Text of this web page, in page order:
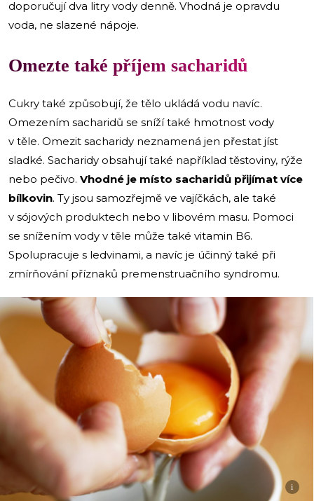
doporučují dva litry vody denně. Vhodná je opravdu
voda, ne slazené nápoje.
Omezte také příjem sacharidů
Cukry také způsobují, že tělo ukládá vodu navíc.
Omezením sacharidů se sníží také hmotnost vody
v těle. Omezit sacharidy neznamená jen přestat jíst
sladké. Sacharidy obsahují také například těstoviny, rýže
nebo pečivo. Vhodné je místo sacharidů přijímat více
bílkovin. Ty jsou samozřejmě ve vajíčkách, ale také
v sójových produktech nebo v libovém masu. Pomoci
se snížením vody v těle může také vitamin B6.
Spolupracuje s ledvinami, a navíc je účinný také při
zmírňování příznaků premenstruačního syndromu.
i